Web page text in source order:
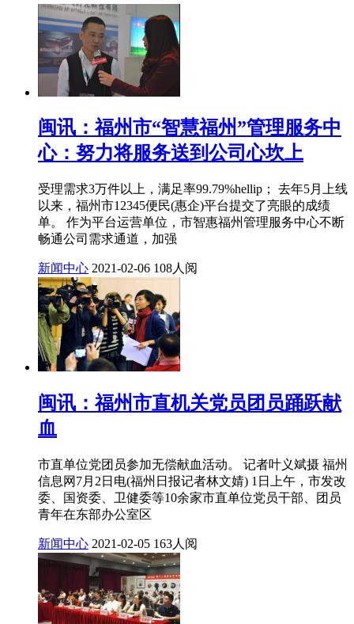
闽讯：福州市“智慧福州”管理服务中
心：努力将服务送到公司心坎上
受理需求3万件以上，满足率99.79%hellip； 去年5月上线
以来，福州市12345便民(惠企)平台提交了亮眼的成绩
单。 作为平台运营单位，市智惠福州管理服务中心不断
畅通公司需求通道，加强
新闻中心 2021-02-06 108人阅
闽讯：福州市直机关党员团员踊跃献
血
市直单位党团员参加无偿献血活动。 记者叶义斌摄 福州
信息网7月2日电(福州日报记者林文婧) 1日上午，市发改
委、国资委、卫健委等10余家市直单位党员干部、团员
青年在东部办公室区
新闻中心 2021-02-05 163人阅